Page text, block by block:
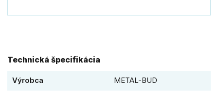
Technická špecifikácia
Výrobca METAL-BUD